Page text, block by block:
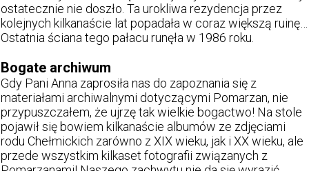
ostatecznie nie doszło. Ta urokliwa rezydencja przez
kolejnych kilkanaście lat popadała w coraz większą ruinę…
Ostatnia ściana tego pałacu runęła w 1986 roku.
Bogate archiwum
Gdy Pani Anna zaprosiła nas do zapoznania się z
materiałami archiwalnymi dotyczącymi Pomarzan, nie
przypuszczałem, że ujrzę tak wielkie bogactwo! Na stole
pojawił się bowiem kilkanaście albumów ze zdjęciami
rodu Chełmickich zarówno z XIX wieku, jak i XX wieku, ale
przede wszystkim kilkaset fotografii związanych z